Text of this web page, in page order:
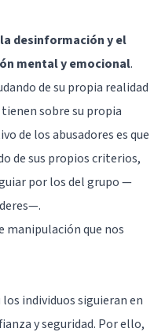
desinformación y el
mental y emocional.
de su propia realidad
sobre su propia
de los abusadores es que
de sus propios criterios,
por los del grupo —
manipulación que nos
individuos siguieran en
y seguridad. Por ello,